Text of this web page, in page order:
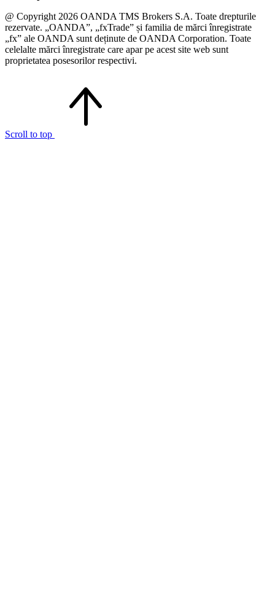
@ Copyright 2026 OANDA TMS Brokers S.A. Toate drepturile
rezervate. „OANDA”, „fxTrade” și familia de mărci înregistrate
„fx” ale OANDA sunt deținute de OANDA Corporation. Toate
celelalte mărci înregistrate care apar pe acest site web sunt
proprietatea posesorilor respectivi.
Scroll to top